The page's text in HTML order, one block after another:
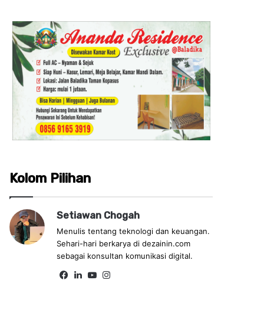
Kolom Pilihan
Setiawan Chogah
Menulis tentang teknologi dan keuangan.
Sehari-hari berkarya di dezainin.com
sebagai konsultan komunikasi digital.
Fa Lin Yo